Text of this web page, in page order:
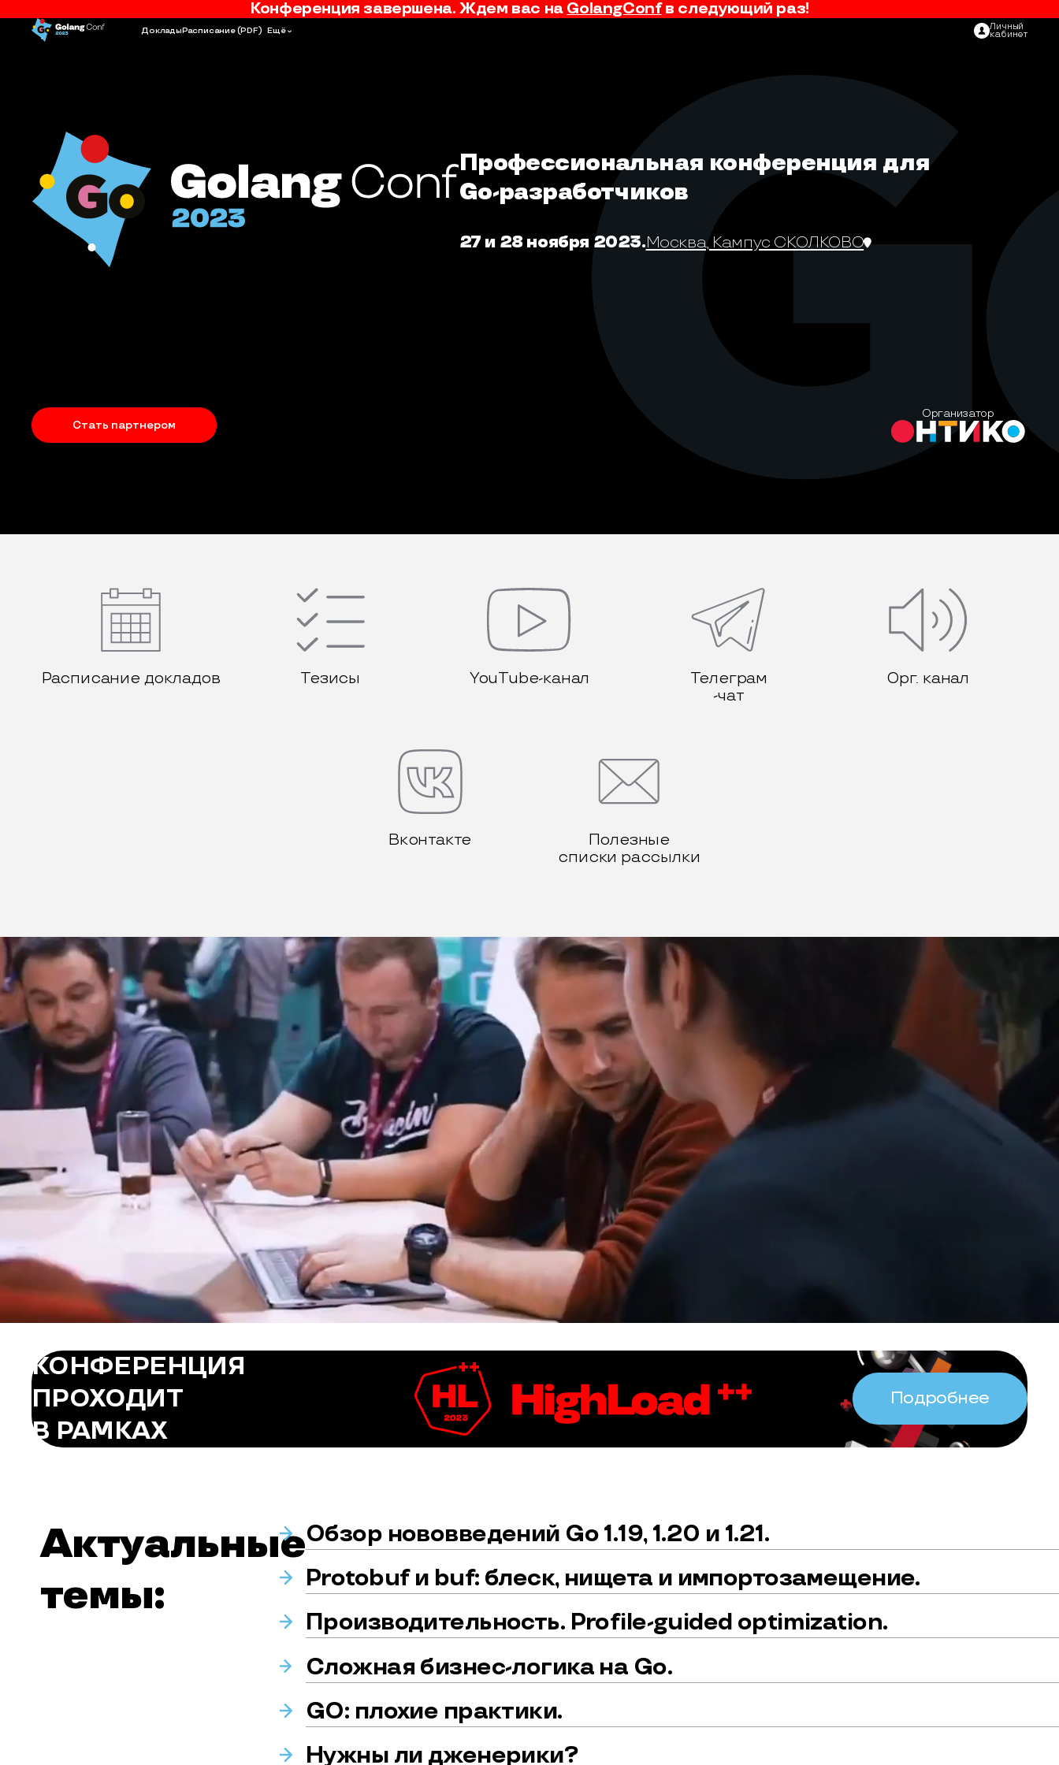
Конференция завершена. Ждем вас на GolangConfв следующий раз!
Доклады Расписание(PDF) Ещё Личный
кабинет
Профессиональная конференция для
Go-разработчиков
27 и 28 ноября 2023.Москва, Кампус СКОЛКОВО
Стать партнером
Организатор
Расписание докладов Тезисы YouTube-канал
Телеграм
-чат
Орг. канал
Вконтакте
Полезные
списки рассылки
КОНФЕРЕНЦИЯ
ПРОХОДИТ
В РАМКАХ
Подробнее
Актуальные
темы:
Обзор нововведений Go 1.19, 1.20 и 1.21.
Protobuf и buf: блеск, нищета и импортозамещение.
Производительность. Profile-guided optimization.
Сложная бизнес-логика на Go.
GO: плохие практики.
Нужны ли дженерики?